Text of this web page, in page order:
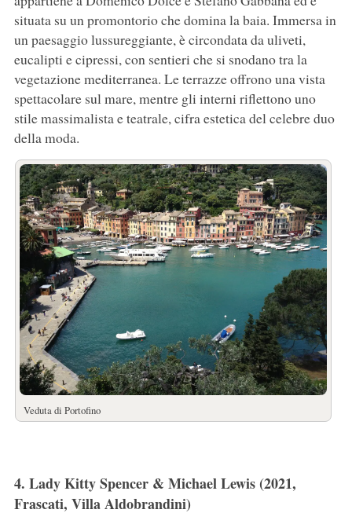
situata su un promontorio che domina la baia. Immersa in
un paesaggio lussureggiante, è circondata da uliveti,
eucalipti e cipressi, con sentieri che si snodano tra la
vegetazione mediterranea. Le terrazze offrono una vista
spettacolare sul mare, mentre gli interni riflettono uno
stile massimalista e teatrale, cifra estetica del celebre duo
della moda.
Veduta di Portofino
4. Lady Kitty Spencer & Michael Lewis (2021,
Frascati, Villa Aldobrandini)